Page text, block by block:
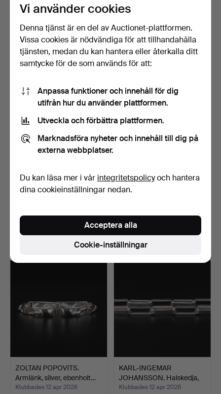
KARL-INGEMAR
JOHANSSON. Halskedja,
silver,…
Klubbades 12 apr 2026
25 bud
SVEN-ERIK HÖGBERG.
Halskedja, silver, Göte…
Klubbades 12 apr 2026
19 bud
Klubbades 12 apr 2026
19 bud
Klubbades 12 apr 2026
201 USD
ZOLTAN POPOVITS.
Armlänk, silver, ebenholt…
Klubbades 12 apr 2026
KARL-INGEMAR
JOHANSSON. Halskedja,
silver,…
Klubbades 12 apr 2026
Vi använder cookies
Denna tjänst är en del av Auctionet-plattformen.
Vissa cookies är nödvändiga för att tillhandahålla
tjänsten, medan du kan hantera eller återkalla ditt
samtycke för de som används för att:
Anpassa funktioner och innehåll för dig
utifrån hur du använder plattformen.
Utveckla och förbättra plattformen.
Marknadsföra nyheter och innehåll till dig på
externa webbplatser.
Du kan läsa mer i vår integritetspolicyoch hantera
dina cookieinställningar nedan.
Cookie-inställningar
Acceptera alla